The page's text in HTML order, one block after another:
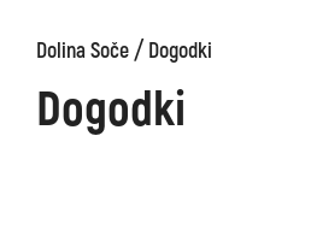
Dolina Soče/Dogodki
Dogodki